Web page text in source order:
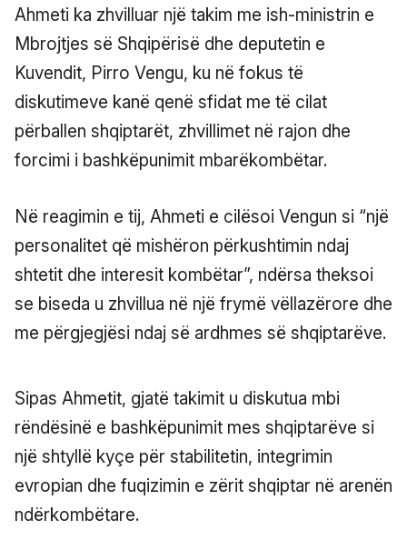
Ahmeti ka zhvilluar një takim me ish-ministrin e
Mbrojtjes së Shqipërisë dhe deputetin e
Kuvendit, Pirro Vengu, ku në fokus të
diskutimeve kanë qenë sfidat me të cilat
përballen shqiptarët, zhvillimet në rajon dhe
forcimi i bashkëpunimit mbarëkombëtar.
Në reagimin e tij, Ahmeti e cilësoi Vengun si “një
personalitet që mishëron përkushtimin ndaj
shtetit dhe interesit kombëtar”, ndërsa theksoi
se biseda u zhvillua në një frymë vëllazërore dhe
me përgjegjësi ndaj së ardhmes së shqiptarëve.
Sipas Ahmetit, gjatë takimit u diskutua mbi
rëndësinë e bashkëpunimit mes shqiptarëve si
një shtyllë kyçe për stabilitetin, integrimin
evropian dhe fuqizimin e zërit shqiptar në arenën
ndërkombëtare.